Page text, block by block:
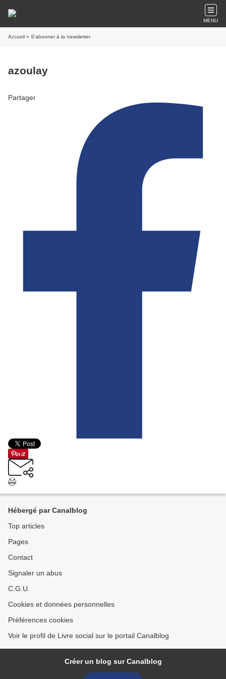
MENU
Accueil » S'abonner à la newsletter
azoulay
Partager
Hébergé par Canalblog
Top articles
Pages
Contact
Signaler un abus
C.G.U.
Cookies et données personnelles
Préférences cookies
Voir le profil de Livre social sur le portail Canalblog
Créer un blog sur Canalblog